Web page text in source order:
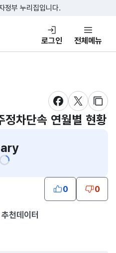
콘텐츠 바로가기
푸터 바로가기
정부 누리집입니다.
이터포털
로그인 전체메뉴
새창 열림새창 열림
새창
정차단속 연월별 현황
0 0
추천데이터